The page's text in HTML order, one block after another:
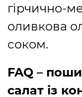
гірчично-
оливкова
соком.
FAQ –
салат із